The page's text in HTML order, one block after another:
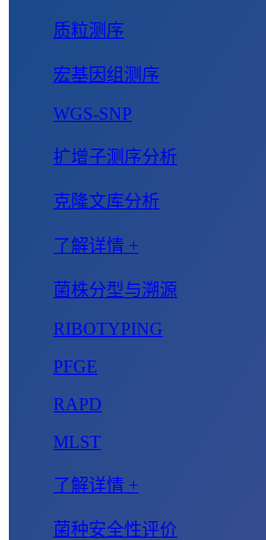
质粒测序
宏基因组测序
WGS-SNP
扩增子测序分析
克隆文库分析
了解详情 +
菌株分型与溯源
RIBOTYPING
PFGE
RAPD
MLST
了解详情 +
菌种安全性评价